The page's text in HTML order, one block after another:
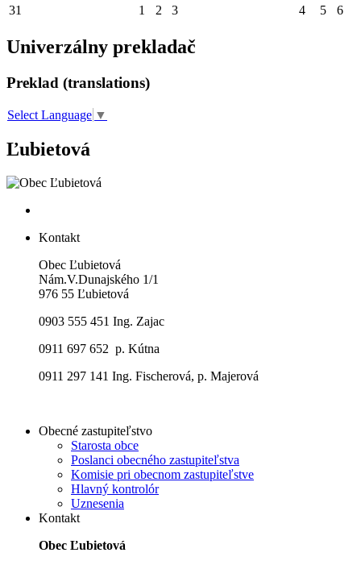
31 1 2 3 4 5 6
Univerzálny prekladač
Preklad (translations)
Select Language ▼
Ľubietová
Kontakt
Obec Ľubietová
Nám.V.Dunajského 1/1
976 55 Ľubietová
0903 555 451 Ing. Zajac
0911 697 652 p. Kútna
0911 297 141 Ing. Fischerová, p. Majerová
Obecné zastupiteľstvo
Starosta obce
Poslanci obecného zastupiteľstva
Komisie pri obecnom zastupiteľstve
Hlavný kontrolór
Uznesenia
Kontakt
Obec Ľubietová